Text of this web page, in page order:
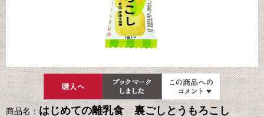
商品名：はじめての離乳食 裏ごしとうもろこし